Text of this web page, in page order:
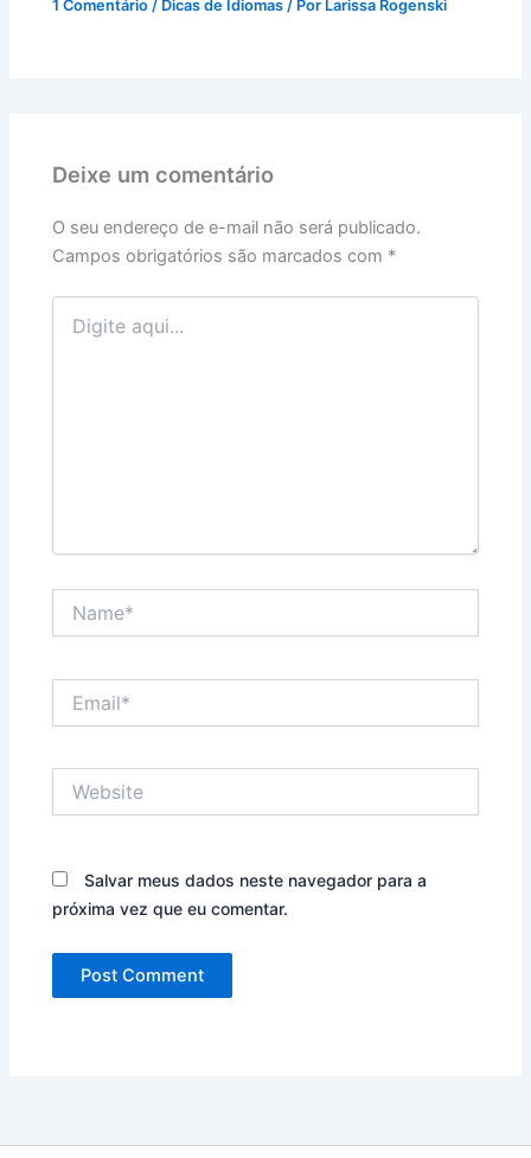
1 Comentário / Dicas de Idiomas / Por Larissa Rogenski
Deixe um comentário
O seu endereço de e-mail não será publicado.
Campos obrigatórios são marcados com *
Digite
aqui...
Salvar meus dados neste navegador para a
próxima vez que eu comentar.